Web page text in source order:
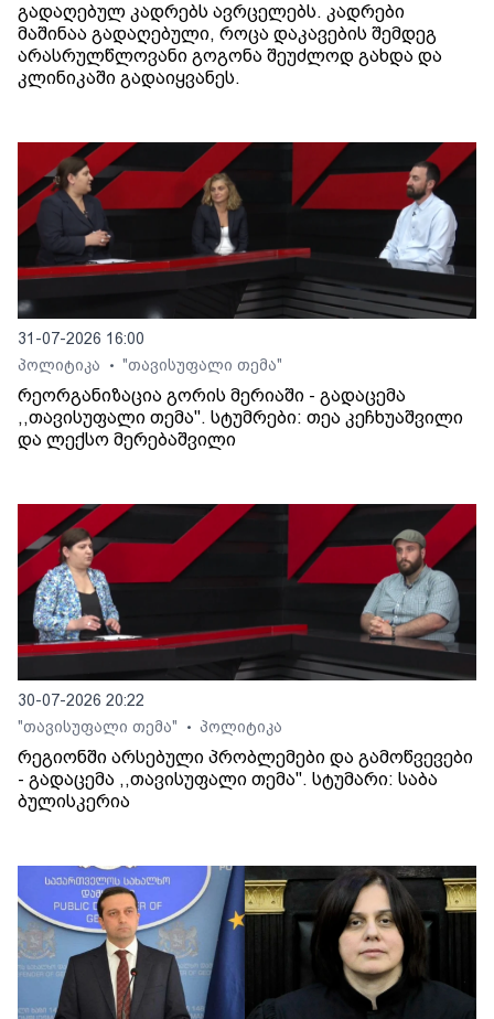
გადაღებულ კადრებს ავრცელებს. კადრები
მაშინაა გადაღებული, როცა დაკავების შემდეგ
არასრულწლოვანი გოგონა შეუძლოდ გახდა და
კლინიკაში გადაიყვანეს.
31-07-2026 16:00
პოლიტიკა
• "თავისუფალი თემა"
რეორგანიზაცია გორის მერიაში - გადაცემა
,,თავისუფალი თემა". სტუმრები: თეა კეჩხუაშვილი
და ლექსო მერებაშვილი
30-07-2026 20:22
"თავისუფალი თემა"
• პოლიტიკა
რეგიონში არსებული პრობლემები და გამოწვევები
- გადაცემა ,,თავისუფალი თემა". სტუმარი: საბა
ბულისკერია